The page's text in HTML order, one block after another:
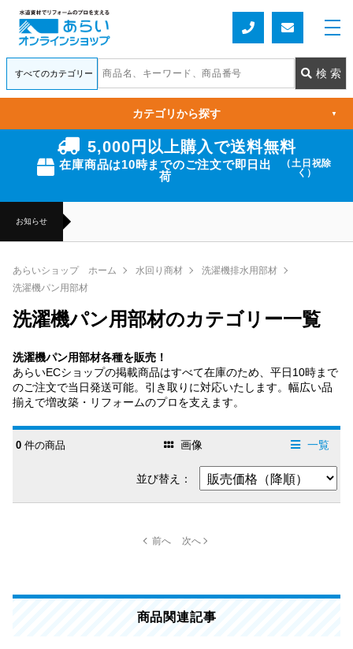
5,000円以上購入で送料無料
在庫商品は10時までのご注文で即日出
荷
（土日祝除
く）
お知らせ
カテゴリから探す ▼
あらいショップ ホーム 水回り商材
洗濯機排水用部材
洗濯機パン用部材
洗濯機パン用部材のカテゴリー一覧
洗濯機パン用部材各種を販売！
あらいECショップの掲載商品はすべて在庫のため、平日10時まで
のご注文で当日発送可能。引き取りに対応いたします。幅広い品
揃えで増改築・リフォームのプロを支えます。
0 件の商品 画像 一覧
並び替え：
商品関連記事